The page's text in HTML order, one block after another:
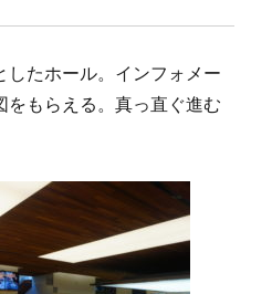
したホール。インフォメー
をもらえる。真っ直ぐ進む